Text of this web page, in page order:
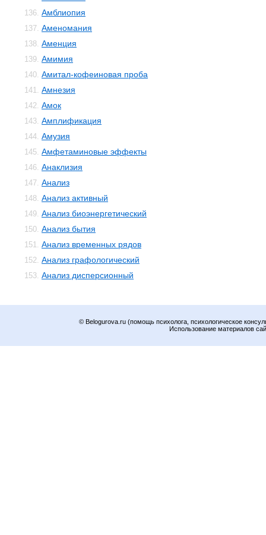
136. Амблиопия
137. Аменомания
138. Аменция
139. Амимия
140. Амитал-кофеиновая проба
141. Амнезия
142. Амок
143. Амплификация
144. Амузия
145. Амфетаминовые эффекты
146. Анаклизия
147. Анализ
148. Анализ активный
149. Анализ биоэнергетический
150. Анализ бытия
151. Анализ временных рядов
152. Анализ графологический
153. Анализ дисперсионный
© Belogurova.ru (помощь психолога, психологическое
Использование материалов